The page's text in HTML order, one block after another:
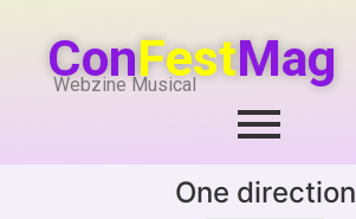
ConFestMag
Webzine Musical
One direction